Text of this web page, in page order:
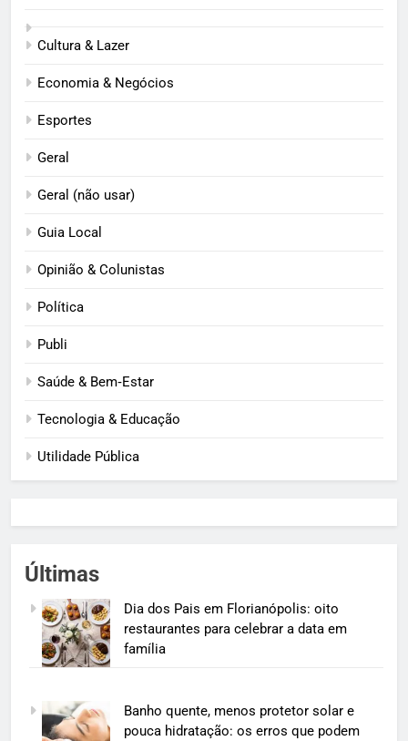
Cultura & Lazer
Economia & Negócios
Esportes
Geral
Geral (não usar)
Guia Local
Opinião & Colunistas
Política
Publi
Saúde & Bem‑Estar
Tecnologia & Educação
Utilidade Pública
Últimas
Dia dos Pais em Florianópolis: oito
restaurantes para celebrar a data em
família
Banho quente, menos protetor solar e
pouca hidratação: os erros que podem